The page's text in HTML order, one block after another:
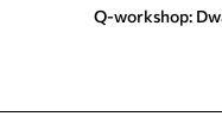
Q-workshop: